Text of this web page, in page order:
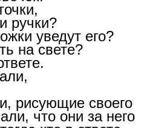
ручки?
уведут его?
на свете?
своего
что они за него